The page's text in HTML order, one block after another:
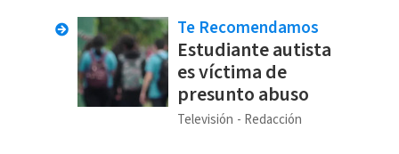
Te Recomendamos
Estudiante autista
es víctima de
presunto abuso
Televisión Redacción